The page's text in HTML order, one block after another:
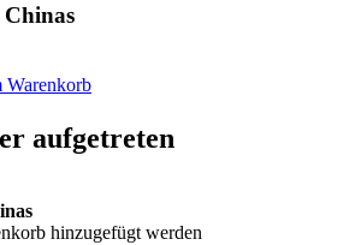
Chinas
Warenkorb
aufgetreten
hinzugefügt werden